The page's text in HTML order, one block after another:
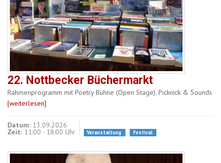
22. Nottbecker Büchermarkt
Rahmenprogramm mit Poetry Bühne (Open Stage). Picknick & Sounds
[weiterlesen]
Datum: 13.09.2026
Zeit: 11:00 - 18:00 Uhr Veranstaltung Festival